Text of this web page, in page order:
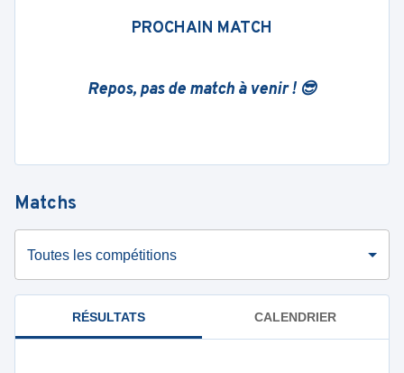
PROCHAIN MATCH
Repos, pas de match à venir ! 😎
Matchs
Toutes les compétitions
RÉSULTATS CALENDRIER